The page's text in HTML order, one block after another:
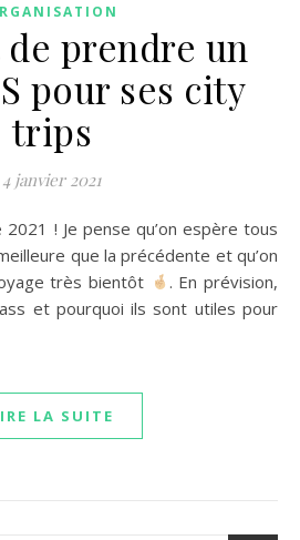
prendre un
pour ses city
trips
4 janvier 2021
que la précédente et qu’on
très bientôt
. En prévision,
et pourquoi ils sont utiles pour
LA SUITE